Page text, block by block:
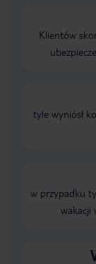
Klientów
tyle wyniósł
w przypadku
wakacji